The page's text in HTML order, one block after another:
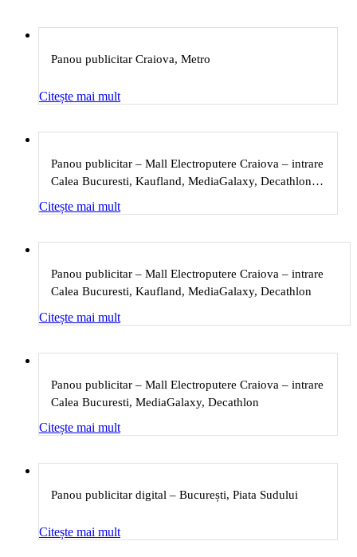
Panou publicitar Craiova, Metro
Citește mai mult
Panou publicitar – Mall Electroputere Craiova – intrare
Calea Bucuresti, Kaufland, MediaGalaxy, Decathlon,
Citește mai mult
Panou publicitar – Mall Electroputere Craiova – intrare
Calea Bucuresti, Kaufland, MediaGalaxy, Decathlon
Citește mai mult
Panou publicitar – Mall Electroputere Craiova – intrare
Calea Bucuresti, MediaGalaxy, Decathlon
Citește mai mult
Panou publicitar digital – București, Piata Sudului
Citește mai mult